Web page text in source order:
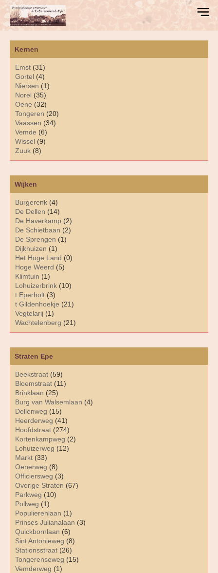
Kernen
Emst (31)
Gortel (4)
Niersen (1)
Norel (35)
Oene (32)
Tongeren (20)
Vaassen (34)
Vemde (6)
Wissel (9)
Zuuk (8)
Straten Epe
Beekstraat (59)
Bloemstraat (11)
Brinklaan (25)
Burg van Walsemlaan (4)
Dellenweg (15)
Heerderweg (41)
Hoofdstraat (274)
Kortenkampweg (2)
Lohuizerweg (12)
Markt (33)
Oenerweg (8)
Officiersweg (3)
Overige Straten (67)
Parkweg (10)
Pollweg (1)
Populierenlaan (1)
Prinses Julianalaan (3)
Quickbornlaan (6)
Sint Antonieweg (8)
Stationsstraat (26)
Tongerenseweg (15)
Vemderweg (1)
Wijken
Burgerenk (4)
De Dellen (14)
De Haverkamp (2)
De Schietbaan (2)
De Sprengen (1)
Dijkhuizen (1)
Het Hoge Land (0)
Hoge Weerd (5)
Klimtuin (1)
Lohuizerbrink (10)
t Eperholt (3)
t Gildenhoekje (21)
Vegtelarij (1)
Wachtelenberg (21)